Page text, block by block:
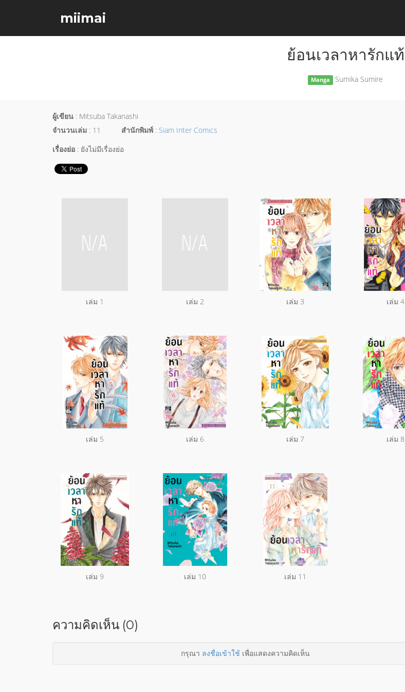
miimai
ย้อนเวลาหารักแท้
Manga Sumika Sumire
ผู้เขียน : Mitsuba Takanashi
จำนวนเล่ม : 11 สำนักพิมพ์ : Siam Inter Comics
เรื่องย่อ : ยังไม่มีเรื่องย่อ
เล่ม 1 เล่ม 2 เล่ม 3 เล่ม 4
เล่ม 5 เล่ม 6 เล่ม 7 เล่ม 8
เล่ม 9 เล่ม 10 เล่ม 11
ความคิดเห็น (0)
กรุณา ลงชื่อเข้าใช้เพื่อแสดงความคิดเห็น